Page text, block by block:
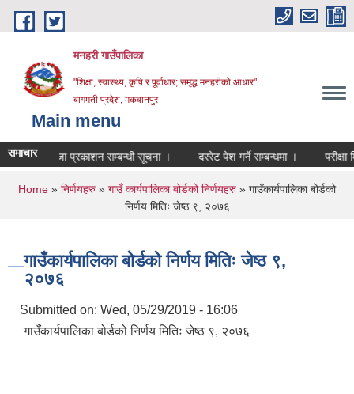
Skip to main content
मनहरी गाउँपालिका
"शिक्षा, स्वास्थ्य, कृषि र पूर्वाधार; समृद्ध मनहरीको आधार"
बागमती प्रदेश, मकवानपुर
Main menu
समाचार
नतिजा प्रकाशन सम्बन्धी सूचना । दररेट पेश गर्ने सम्बन्धमा । परीक्षा
You are here
Home » निर्णयहरु » गाउँ कार्यपालिका बोर्डको निर्णयहरु » गाउँकार्यपालिका बोर्डको
निर्णय मितिः जेष्ठ ९, २०७६
गाउँकार्यपालिका बोर्डको निर्णय मितिः जेष्ठ ९,
२०७६
Submitted on: Wed, 05/29/2019 - 16:06
गाउँकार्यपालिका बोर्डको निर्णय मितिः जेष्ठ ९, २०७६